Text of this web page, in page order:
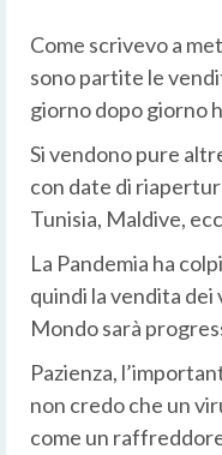
Come scrivevo a
sono partite le
giorno dopo giorno
Si vendono pure
con date di
Tunisia, Maldive,
La Pandemia ha
quindi la vendita dei
Mondo sarà
Pazienza,
non credo che un
come un